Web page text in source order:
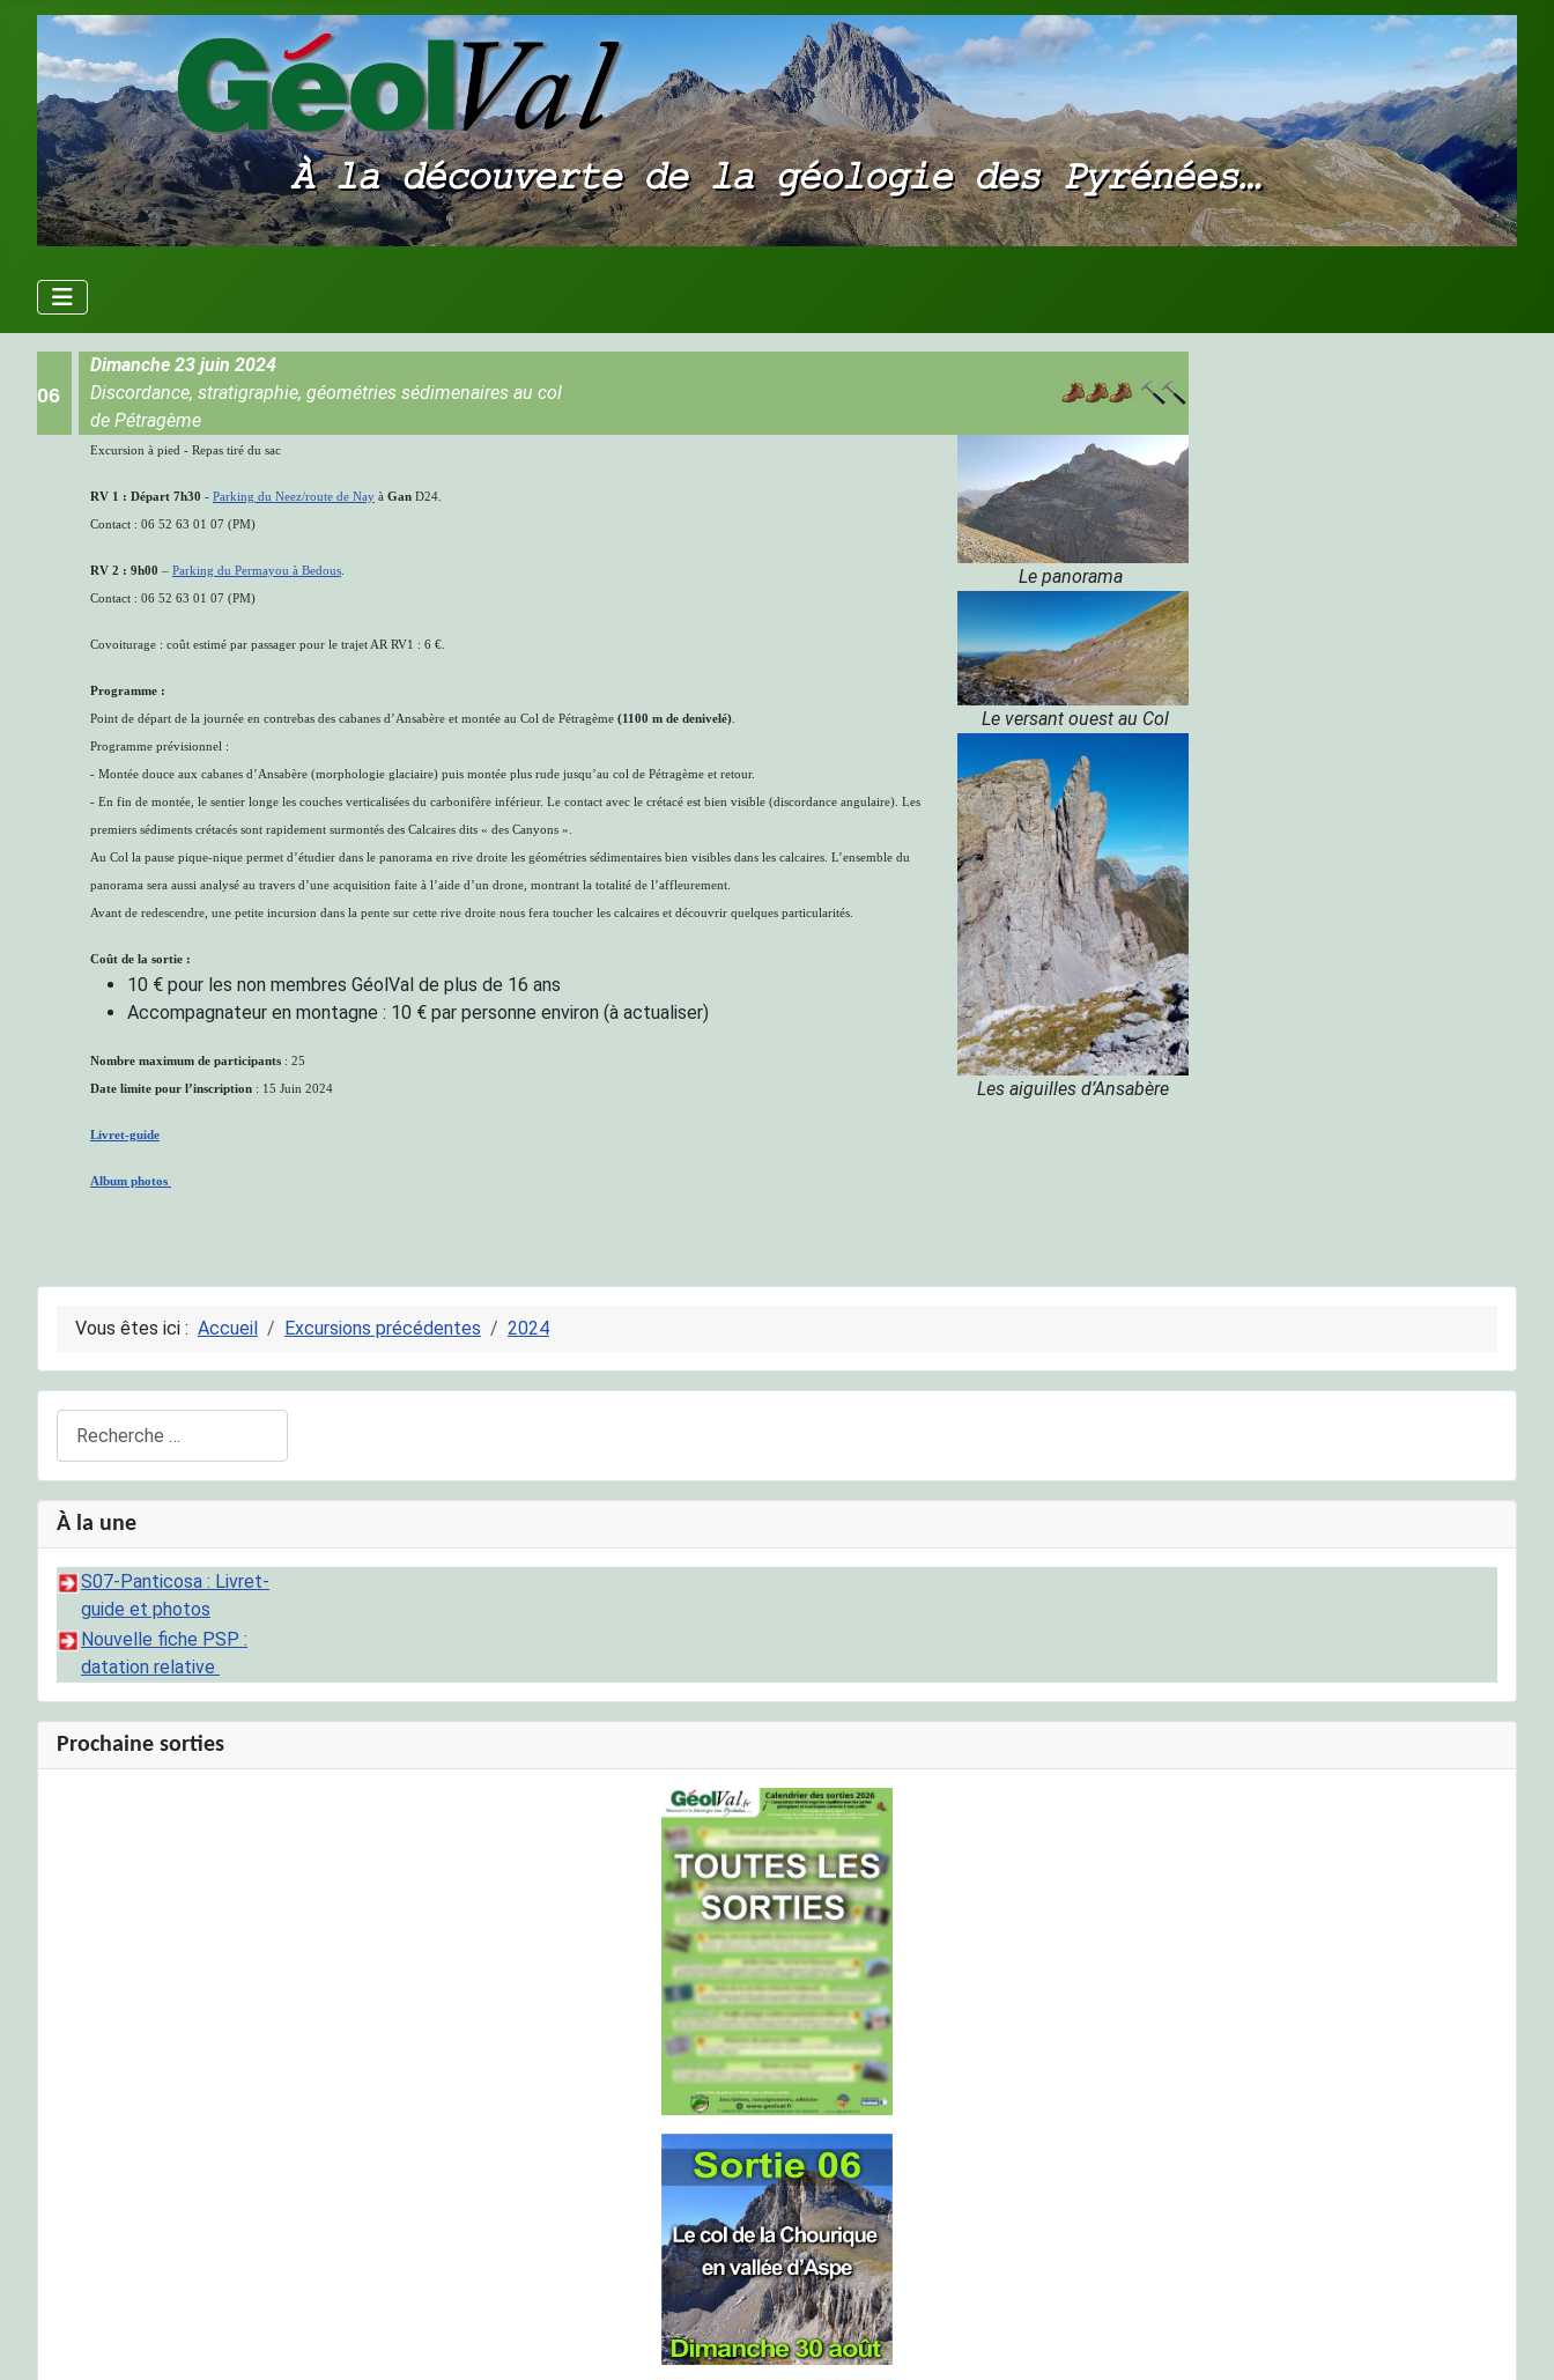
06
Dimanche 23 juin 2024
Discordance, stratigraphie, géométries sédimenaires au col
de Pétragème
Excursion à pied - Repas tiré du sac
RV 1 : Départ 7h30 - Parking du Neez/route de Nay à Gan D24.
Contact : 06 52 63 01 07 (PM)
RV 2 : 9h00 – Parking du Permayou à Bedous
Contact : 06 52 63 01 07 (PM)
Covoiturage : coût estimé par passager pour le trajet AR RV1 : 6 €.
Programme :
Point de départ de la journée en contrebas des cabanes d’Ansabère et montée au Col de Pétragème (1100 m de denivelé)
Programme prévisionnel :
- Montée douce aux cabanes d’Ansabère (morphologie glaciaire) puis montée plus rude jusqu’au col de Pétragème et retour.
- En fin de montée, le sentier longe les couches verticalisées du carbonifère inférieur. Le contact avec le crétacé est bien visible (discordance angulaire). Les
premiers sédiments crétacés sont rapidement surmontés des Calcaires dits « des Canyons ».
Au Col la pause pique-nique permet d’étudier dans le panorama en rive droite les géométries sédimentaires bien visibles dans les calcaires. L’ensemble du
panorama sera aussi analysé au travers d’une acquisition faite à l’aide d’un drone, montrant la totalité de l’affleurement.
Avant de redescendre, une petite incursion dans la pente sur cette rive droite nous fera toucher les calcaires et découvrir quelques particularités.
Coût de la sortie :
10 € pour les non membres GéolVal de plus de 16 ans
Accompagnateur en montagne : 10 € par personne environ (à actualiser)
Nombre maximum de participants : 25
Date limite pour l’inscription : 15 Juin 2024
Livret-guide
Album photos
Le panorama
Le versant ouest au Col
Les aiguilles d’Ansabère
Vous êtes ici : Accueil Excursions précédentes 2024
À la une
S07-Panticosa : Livret-
guide et photos
Nouvelle fiche PSP :
datation relative
Prochaine sorties